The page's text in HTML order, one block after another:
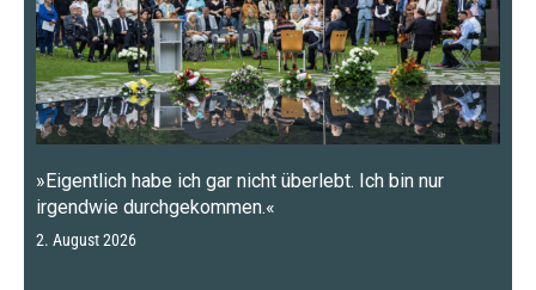
»Eigentlich habe ich gar nicht überlebt. Ich bin nur
irgendwie durchgekommen.«
2. August 2026